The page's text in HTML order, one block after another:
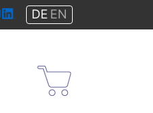
DE EN
Shop